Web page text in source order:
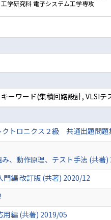
学研究科 電子システム工学専攻
ーワード(集積回路設計, VLSIテ
トロニクス２級 共通出題問題
、動作原理、テスト手法 (共著)
編 改訂版 (共著) 2020/12
編 (共著) 2019/05